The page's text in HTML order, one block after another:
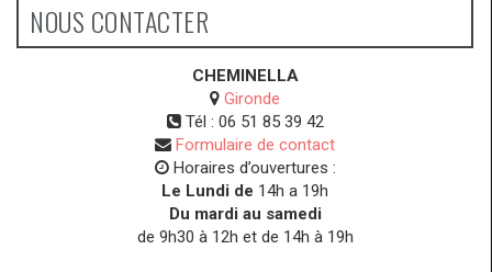
NOUS CONTACTER
CHEMINELLA
Gironde
Tél : 06 51 85 39 42
Formulaire de contact
Horaires d’ouvertures :
Le Lundi de 14h a 19h
Du mardi au samedi
de 9h30 à 12h et de 14h à 19h